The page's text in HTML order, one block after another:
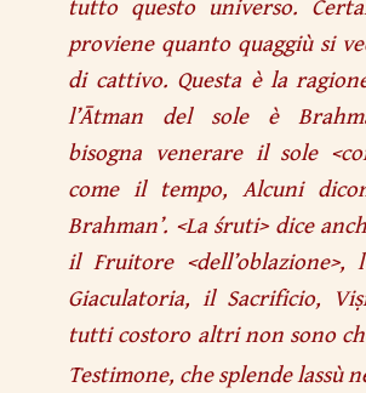
proviene quanto quaggiù si
di cattivo. Questa è la
l’Ātman del sole è
bisogna venerare il sole
come il tempo, Alcuni
Brahman’. <La śruti> dice
il Fruitore <dell’oblazione>,
Giaculatoria, il Sacrificio,
tutti costoro altri non sono
Testimone, che splende lassù